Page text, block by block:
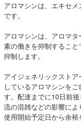
アロマシンは、エキセ
です。
アロマシンは、アロマ
素の働きを抑制するこ
抑制します。
アイジェネリックスト
しているアロマシンを
す。配達までに10日前
流の混雑などの影響に
使用開始予定日から余裕